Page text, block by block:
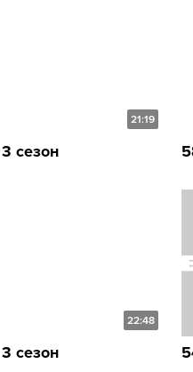
21:19
сезон
22:48
сезон